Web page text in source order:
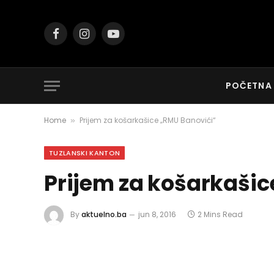
FacebookInstagramYouTube
POČETNA
Home » Prijem za košarkašice „RMU Banovići“
TUZLANSKI KANTON
Prijem za
Byaktuelno.ba jun 8, 2016 2 Mins Read